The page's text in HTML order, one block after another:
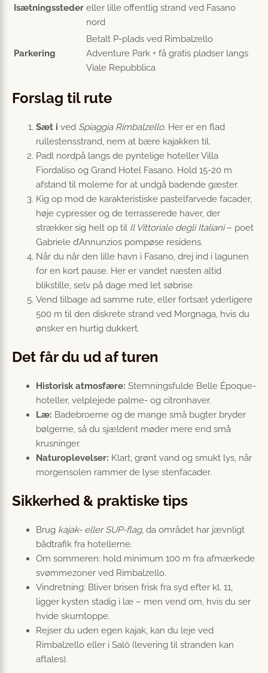
Isætningssteder eller lille offentlig strand ved Fasano
nord
Parkering
Betalt P-plads ved Rimbalzello
Adventure Park + få gratis pladser langs
Viale Repubblica
Forslag til rute
Sæt i ved Spiaggia Rimbalzello. Her er en flad
rullestensstrand, nem at bære kajakken til.
Padl nordpå langs de pyntelige hoteller Villa
Fiordaliso og Grand Hotel Fasano. Hold 15-20 m
afstand til molerne for at undgå badende gæster.
Kig op mod de karakteristiske pastelfarvede facader,
høje cypresser og de terrasserede haver, der
strækker sig helt op til Il Vittoriale degli Italiani– poet
Gabriele d’Annunzios pompøse residens.
Når du når den lille havn i Fasano, drej ind i lagunen
for en kort pause. Her er vandet næsten altid
blikstille, selv på dage med let søbrise.
Vend tilbage ad samme rute, eller fortsæt yderligere
500 m til den diskrete strand ved Morgnaga, hvis du
ønsker en hurtig dukkert.
Det får du ud af turen
Historisk atmosfære: Stemningsfulde Belle Époque-
hoteller, velplejede palme- og citronhaver.
Læ: Badebroerne og de mange små bugter bryder
bølgerne, så du sjældent møder mere end små
krusninger.
Naturoplevelser: Klart, grønt vand og smukt lys, når
morgensolen rammer de lyse stenfacader.
Sikkerhed & praktiske tips
Brug kajak- eller SUP-flag, da området har jævnligt
bådtrafik fra hotellerne.
Om sommeren: hold minimum 100 m fra afmærkede
svømmezoner ved Rimbalzello.
Vindretning: Bliver brisen frisk fra syd efter kl. 11,
ligger kysten stadig i læ – men vend om, hvis du ser
hvide skumtoppe.
Rejser du uden egen kajak, kan du leje ved
Rimbalzello eller i Salò (levering til stranden kan
aftales).